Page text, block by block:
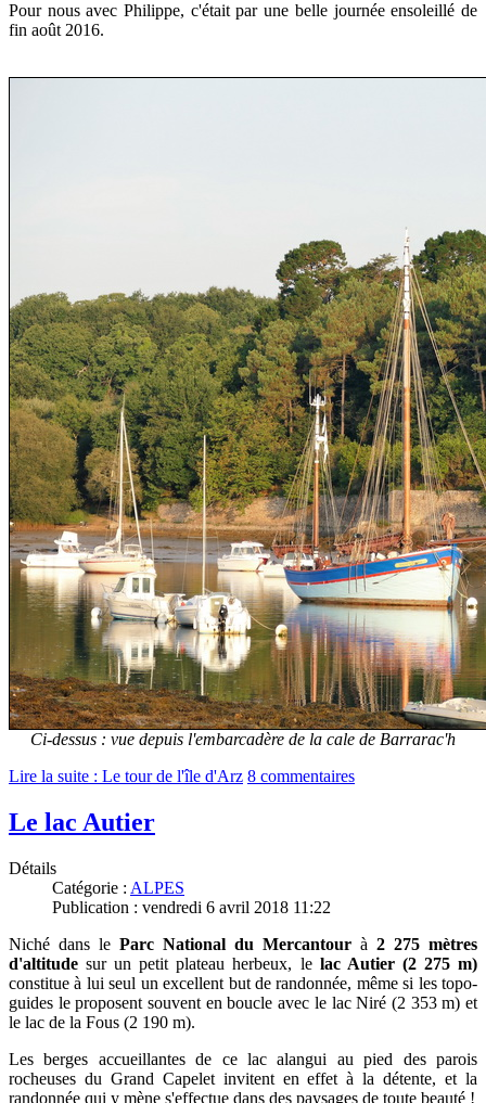
Pour nous avec Philippe, c'était par une belle journée ensoleillé de
fin août 2016.
Ci-dessus : vue depuis l'embarcadère de la cale de Barrarac'h
Lire la suite : Le tour de l'île d'Arz 8 commentaires
Le lac Autier
Détails
Catégorie : ALPES
Publication : vendredi 6 avril 2018 11:22
Niché dans le Parc National du Mercantour à 2 275 mètres
d'altitude sur un petit plateau herbeux, le lac Autier (2 275 m)
constitue à lui seul un excellent but de randonnée, même si les topo-
guides le proposent souvent en boucle avec le lac Niré (2 353 m) et
le lac de la Fous (2 190 m).
Les berges accueillantes de ce lac alangui au pied des parois
rocheuses du Grand Capelet invitent en effet à la détente, et la
randonnée qui y mène s'effectue dans des paysages de toute beauté !